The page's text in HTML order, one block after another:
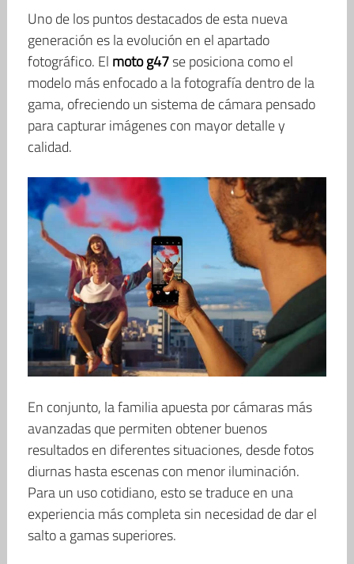
Uno de los puntos destacados de esta nueva
generación es la evolución en el apartado
fotográfico. El moto g47se posiciona como el
modelo más enfocado a la fotografía dentro de la
gama, ofreciendo un sistema de cámara pensado
para capturar imágenes con mayor detalle y
calidad.
En conjunto, la familia apuesta por cámaras más
avanzadas que permiten obtener buenos
resultados en diferentes situaciones, desde fotos
diurnas hasta escenas con menor iluminación.
Para un uso cotidiano, esto se traduce en una
experiencia más completa sin necesidad de dar el
salto a gamas superiores.